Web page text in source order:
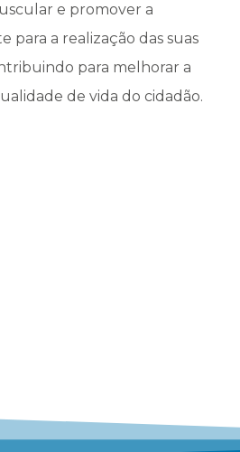
e promover a
para a realização das suas
para melhorar a
de vida do cidadão.